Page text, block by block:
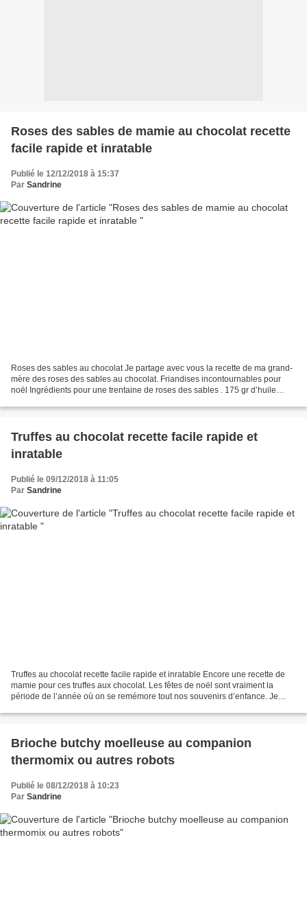
Roses des sables de mamie au chocolat recette
facile rapide et inratable
Publié le 12/12/2018 à 15:37
Par Sandrine
Roses des sables au chocolat Je partage avec vous la recette de ma grand-
mère des roses des sables au chocolat. Friandises incontournables pour
noël Ingrédients pour une trentaine de roses des sables . 175 gr d’huile
Truffes au chocolat recette facile rapide et
inratable
Publié le 09/12/2018 à 11:05
Par Sandrine
Truffes au chocolat recette facile rapide et inratable Encore une recette de
mamie pour ces truffes aux chocolat. Les fêtes de noël sont vraiment la
période de l’année où on se remémore tout nos souvenirs d’enfance. Je
Brioche butchy moelleuse au companion
thermomix ou autres robots
Publié le 08/12/2018 à 10:23
Par Sandrine